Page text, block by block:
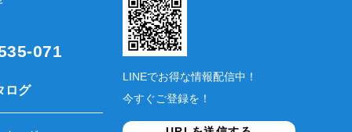
071
ログ
LINEでお得な情報配信中！
今すぐご登録を！